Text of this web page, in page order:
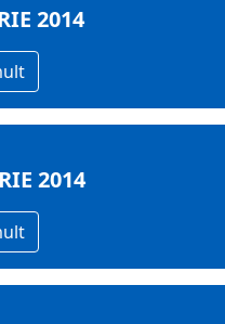
2014
2014